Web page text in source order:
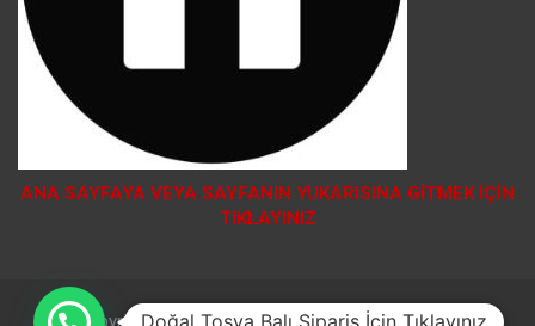
ANA SAYFAYA VEYA SAYFANIN YUKARISINA GİTMEK İÇİN
TIKLAYINIZ
Copyright © 2026 Theme by:Theme Horse
Doğal Tosya Balı Sipariş İçin Tıklayınız